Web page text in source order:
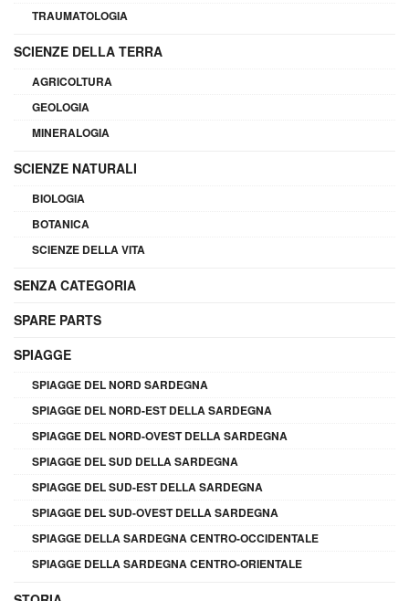
TRAUMATOLOGIA
SCIENZE DELLA TERRA
AGRICOLTURA
GEOLOGIA
MINERALOGIA
SCIENZE NATURALI
BIOLOGIA
BOTANICA
SCIENZE DELLA VITA
SENZA CATEGORIA
SPARE PARTS
SPIAGGE
SPIAGGE DEL NORD SARDEGNA
SPIAGGE DEL NORD-EST DELLA SARDEGNA
SPIAGGE DEL NORD-OVEST DELLA SARDEGNA
SPIAGGE DEL SUD DELLA SARDEGNA
SPIAGGE DEL SUD-EST DELLA SARDEGNA
SPIAGGE DEL SUD-OVEST DELLA SARDEGNA
SPIAGGE DELLA SARDEGNA CENTRO-OCCIDENTALE
SPIAGGE DELLA SARDEGNA CENTRO-ORIENTALE